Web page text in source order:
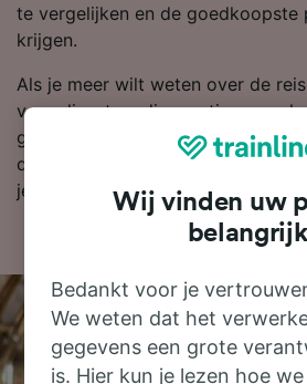
te vergelijken en de
krijgen.
Als je meer wilt weten over de
voor dienstregelingen, tips voor
goedkope treinkaartjes en
de eerste en laatste treinen. Wil
je kaartjes dan vandaag bij ons!
Wij vinden uw
belangrijk
Bedankt voor je
We weten dat het
gegevens een grote
is. Hier kun je lezen hoe